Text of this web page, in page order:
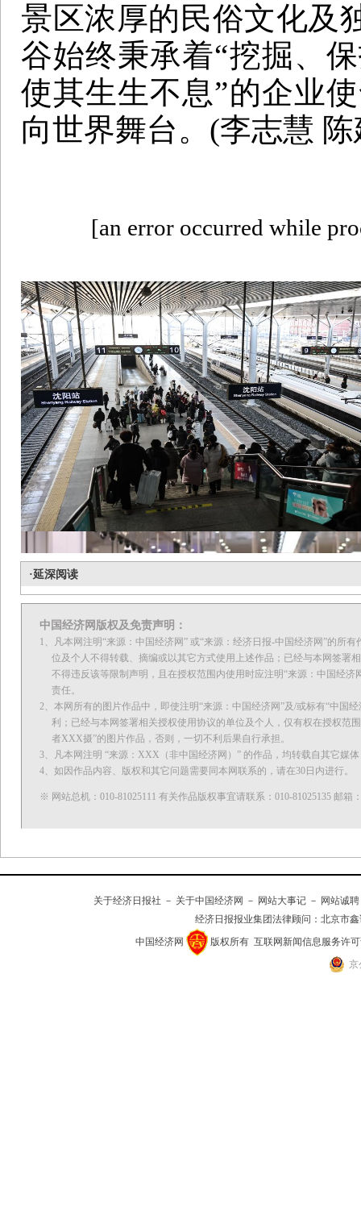
景区浓厚的民俗文化及
谷始终秉承着“挖掘、
使其生生不息”的企业
向世界舞台。(李志慧
[an error occurred while
铁路网助中国东北“冷资源”变“热经济”
澳门入境游发展势头强劲 多元化策略吸引全球旅客
·延深阅读
中国经济网版权及免责声明：
1、凡本网注明“来源：中国经济网” 或“来源：经济日报-中国经济网”的所
位及个人不得转载、摘编或以其它方式使用上述作品；已经与本网签署
不得违反该等限制声明，且在授权范围内使用时应注明“来源：中国经济
责任。
2、本网所有的图片作品中，即使注明“来源：中国经济网”及/或标有“中国
利；已经与本网签署相关授权使用协议的单位及个人，仅有权在授权范
者XXX摄”的图片作品，否则，一切不利后果自行承担。
3、凡本网注明 “来源：XXX（非中国经济网）” 的作品，均转载自其它媒
4、如因作品内容、版权和其它问题需要同本网联系的，请在30日内进行。
※ 网站总机：010-81025111 有关作品版权事宜请联系：010-81025135 邮箱
关于经济日报社 － 关于中国经济网 － 网站大事记 － 网站诚聘
经济日报报业集团法律顾问： 北京市
中国经济网
版权所有 互联网新闻信息服务许可
京